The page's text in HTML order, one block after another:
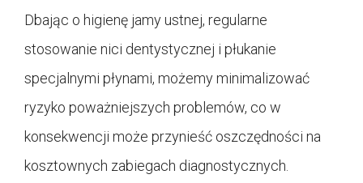
Dbając o higienę jamy ustnej, regularne
stosowanie nici dentystycznej i płukanie
specjalnymi płynami, możemy minimalizować
ryzyko poważniejszych problemów, co w
konsekwencji może przynieść oszczędności na
kosztownych zabiegach diagnostycznych.